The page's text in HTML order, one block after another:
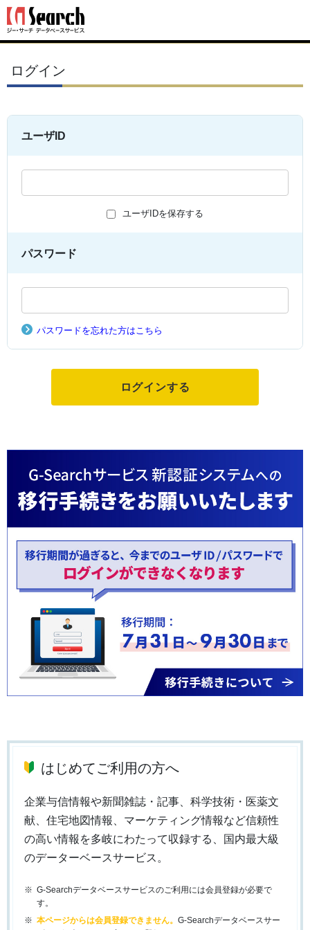
ログイン
ユーザID
ユーザIDを保存する
パスワード
パスワードを忘れた方はこちら
はじめてご利用の方へ
企業与信情報や新聞雑誌・記事、科学技術・医薬文
献、住宅地図情報、マーケティング情報など信頼性
の高い情報を多岐にわたって収録する、国内最大級
のデーターベースサービス。
G-Searchデータベースサービスのご利用には会員登録が必要で
す。
本ページからは会員登録できません。 G-Searchデータベースサー